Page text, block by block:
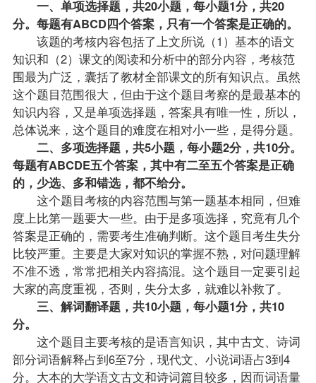
一、单项选择题，共20小题，每小题1分，共20
分。每题有ABCD四个答案，只有一个答案是正确的。
该题的考核内容包括了上文所说（1）基本的语文
知识和（2）课文的阅读和分析中的部分内容，考核范
围最为广泛，囊括了教材全部课文的所有知识点。虽然
这个题目范围很大，但由于这个题目考察的是最基本的
知识内容，又是单项选择题，答案具有唯一性，所以，
总体说来，这个题目的难度在相对小一些，是得分题。
二、多项选择题，共5小题，每小题2分，共10分。
每题有ABCDE五个答案，其中有二至五个答案是正确
的，少选、多和错选，都不给分。
这个题目考核的内容范围与第一题基本相同，但难
度上比第一题要大一些。由于是多项选择，究竟有几个
答案是正确的，需要考生准确判断。这个题目考生失分
比较严重。主要是大家对知识的掌握不熟，对问题理解
不准不透，常常把相关内容搞混。这个题目一定要引起
大家的高度重视，否则，失分太多，就难以补救了。
三、解词翻译题，共10小题，每小题1分，共10
分。
这个题目主要考核的是语言知识，其中古文、诗词
部分词语解释占到6至7分，现代文、小说词语占3到4
分。大本的大学语文古文和诗词篇目较多，因而词语量